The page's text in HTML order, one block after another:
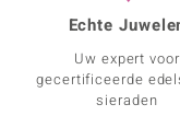
Echte
Uw expert voor
gecertificeerde
sieraden